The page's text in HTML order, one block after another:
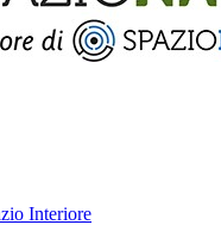
Interiore